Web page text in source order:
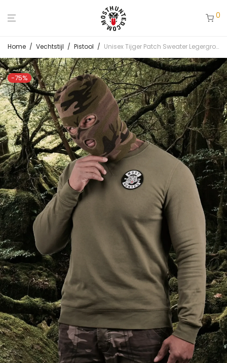
0
Home / Vechtstijl / Pistool / Unisex Tijger Patch Sweater Legergroen
-75%